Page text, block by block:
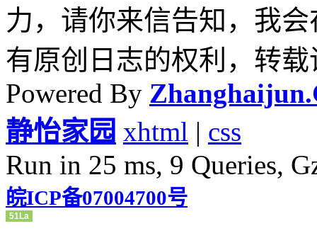
力，请你来信告知，我
有原创日志的权利，转
Powered By
静怡家园 xhtml | css
Run in 25 ms, 9 Queries,
皖ICP备07004700号
51La